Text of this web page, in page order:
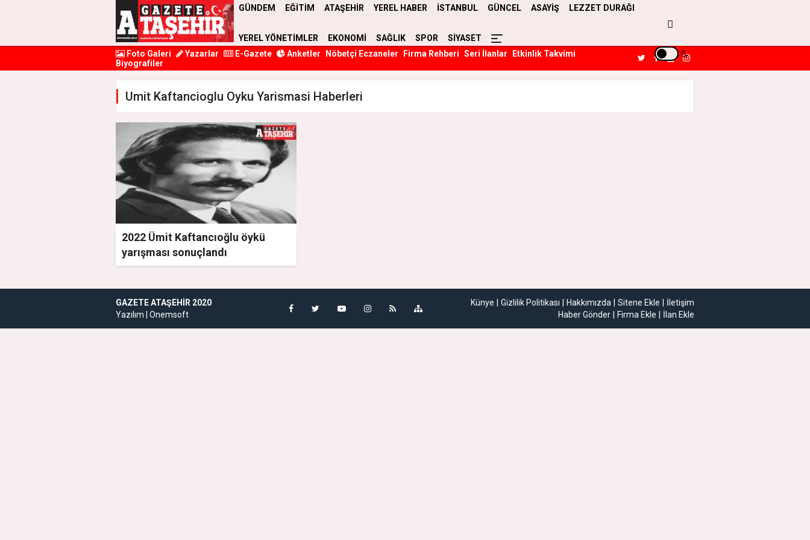
GÜNDEM EĞİTİM ATAŞEHİR YEREL HABER İSTANBUL GÜNCEL ASAYİŞ LEZZET DURAĞI
YEREL YÖNETİMLER EKONOMİ SAĞLIK SPOR
SİYASET
Foto Galeri
Yazarlar E-Gazete Anketler Nöbetçi Eczaneler Firma Rehberi Seri İlanlar
Etkinlik Takvimi
Biyografiler
Umit Kaftancioglu Oyku Yarismasi Haberleri
2022 Ümit Kaftancıoğlu öykü
yarışması sonuçlandı
GAZETE ATAŞEHIR 2020
Yazılım | Onemsoft
Künye Gizlilik Politikası Hakkımızda Sitene Ekle
İletişim
Haber Gönder
Firma Ekle İlan Ekle